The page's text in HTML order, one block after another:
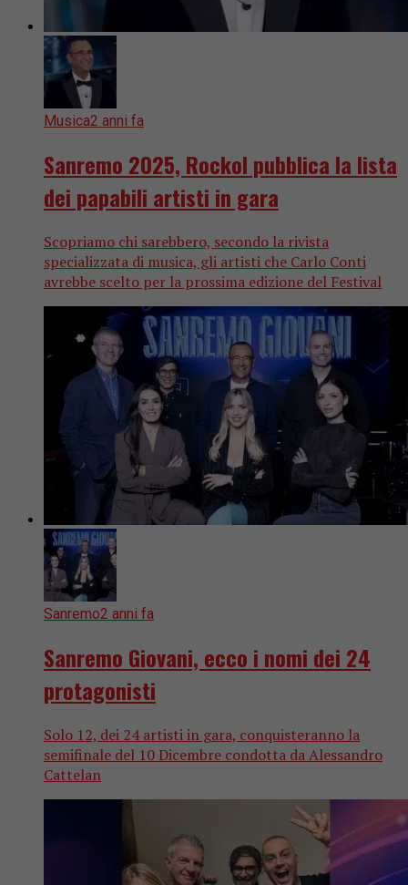
Musica2 anni fa
Sanremo 2025, Rockol pubblica la lista
dei papabili artisti in gara
Scopriamo chi sarebbero, secondo la rivista
specializzata di musica, gli artisti che Carlo Conti
avrebbe scelto per la prossima edizione del Festival
Sanremo2 anni fa
Sanremo Giovani, ecco i nomi dei 24
protagonisti
Solo 12, dei 24 artisti in gara, conquisteranno la
semifinale del 10 Dicembre condotta da Alessandro
Cattelan